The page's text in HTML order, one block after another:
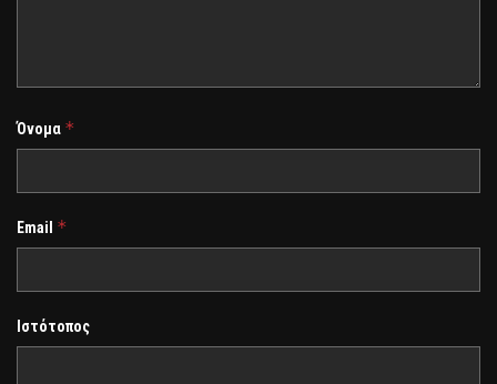
Όνομα *
Email *
Ιστότοπος